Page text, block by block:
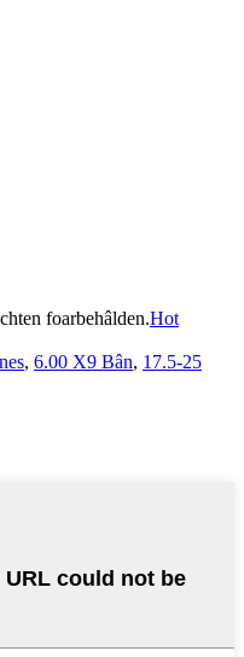
foarbehâlden.Hot
, 6.00 X9 Bân, 17.5-25